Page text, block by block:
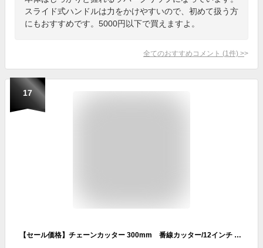
スライド式ハンドルは力をかけやすいので、初めて扱う方
にもおすすめです。5000円以下で買えますよ。
全てのおすすめコメント (1 件) >
17
【セール価格】チェーンカッター 300mm 番線カッター/12インチ 規格 300ミリ/ケーブルカッター、ワイヤーカッター、クリッパー/細い番線 細い釘 ナットブレーカー/【送料無料】【アウトレット品】/